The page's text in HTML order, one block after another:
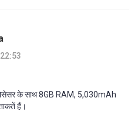
के साथ 8GB RAM, 5,030mAh
हैं।